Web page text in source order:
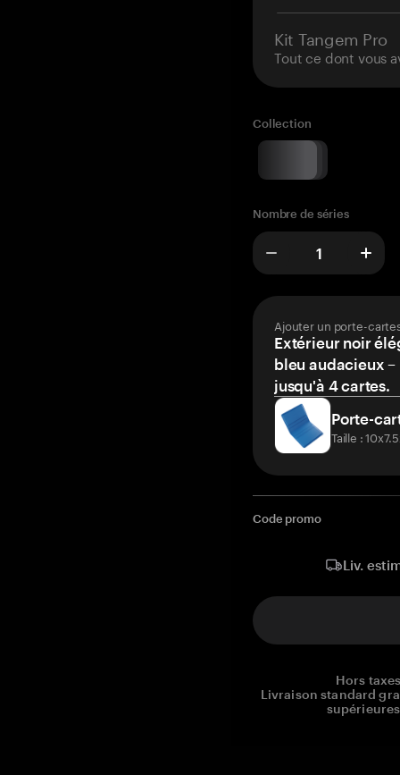
Kit Tangem Pro
Tout ce dont vous
Collection
Nombre de séries
Ajouter un porte-
Extérieur noir
bleu audacieux
jusqu'à 4 cartes.
Porte-
Taille :
Code promo
Liv.
Hors
Livraison standard